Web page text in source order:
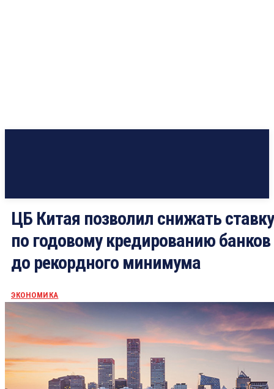
ЦБ Китая позволил снижать ставку
по годовому кредированию банков
до рекордного минимума
ЭКОНОМИКА